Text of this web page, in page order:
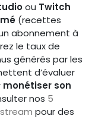
ou Twitch
(recettes
abonnement à
le taux de
générés par les
d’évaluer
monétiser son
nos 5
pour des